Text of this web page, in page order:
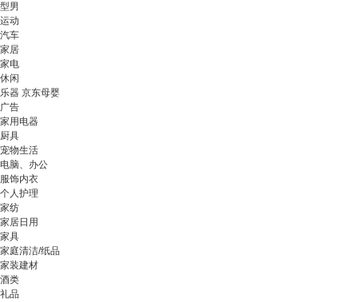
型男
运动
汽车
家居
家电
休闲
乐器 京东母婴
广告
家用电器
厨具
宠物生活
电脑、办公
服饰内衣
个人护理
家纺
家居日用
家具
家庭清洁/纸品
家装建材
酒类
礼品